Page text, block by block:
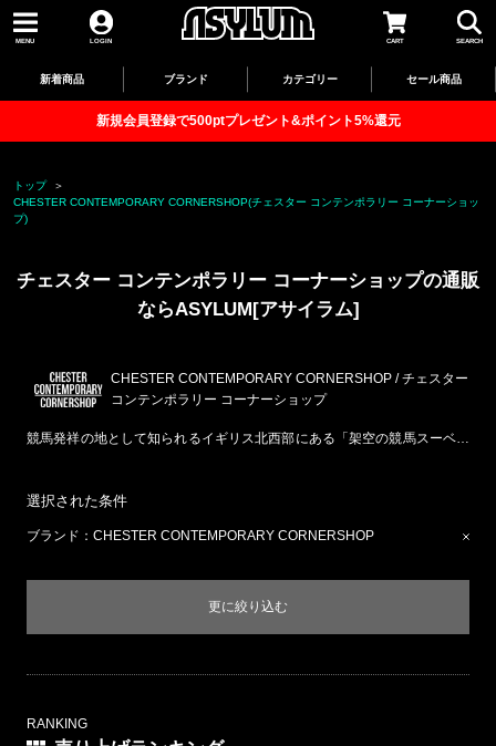
MENU LOGIN CART SEARCH
新着商品 ブランド カテゴリー セール商品
新規会員登録で500ptプレゼント&ポイント5%還元
トップ
CHESTER CONTEMPORARY CORNERSHOP(チェスター コンテンポラリー コーナーショッ
プ)
チェスター コンテンポラリー コーナーショップの通販
ならASYLUM[アサイラム]
CHESTER CONTEMPORARY CORNERSHOP / チェスター
コンテンポラリー コーナーショップ
競馬発祥の地として知られるイギリス北西部にある「架空の競馬スーベニ
CORNERSHOP / チェスター コンテンポラリー コーナーショップ」。通
トリートのインスピレーションを融合させたデザインは唯一無二。Tシャ
ASYLUMはCHESTER CONTEMPORARY CORNERSHOP(チェスター コ
選択された条件
ブランド CHESTER CONTEMPORARY CORNERSHOP
更に絞り込む
パーカー
RANKING